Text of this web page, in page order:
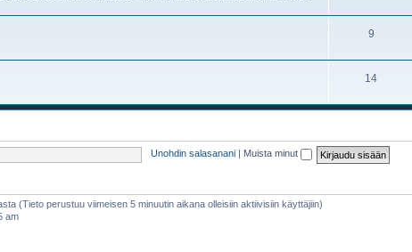
9
14
Unohdin salasanani Muista minut
(Tieto perustuu viimeisen 5 minuutin aikana olleisiin aktiivisiin käyttäjiin)
am